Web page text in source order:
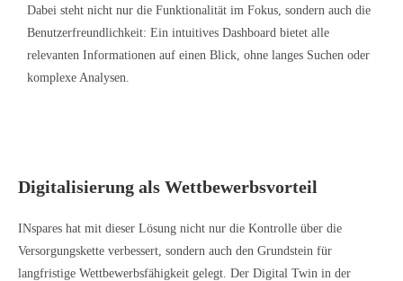
Dabei steht nicht nur die Funktionalität im Fokus, sondern auch die
Benutzerfreundlichkeit: Ein intuitives Dashboard bietet alle
relevanten Informationen auf einen Blick, ohne langes Suchen oder
komplexe Analysen.
Digitalisierung als Wettbewerbsvorteil
INspares hat mit dieser Lösung nicht nur die Kontrolle über die
Versorgungskette verbessert, sondern auch den Grundstein für
langfristige Wettbewerbsfähigkeit gelegt. Der Digital Twin in der